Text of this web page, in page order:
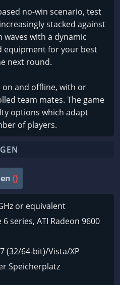
no-win scenario, test
stacked against
waves with a dynamic
equipment for your best
next round.
on and offline, with or
team mates. The game
options which adapt
of players.
()
or equivalent
6 series, ATI Radeon 9600
(32/64-bit)/Vista/XP
Speicherplatz